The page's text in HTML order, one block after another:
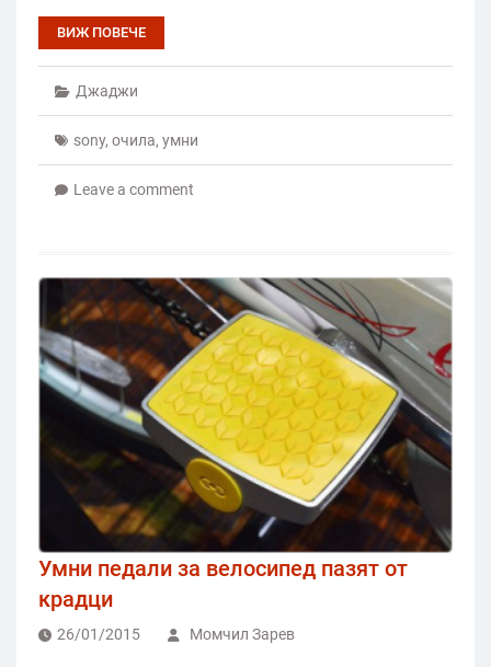
ВИЖ ПОВЕЧЕ
Джаджи
sony, очила, умни
Leave a comment
Умни педали за велосипед пазят от
крадци
26/01/2015 Момчил Зарев